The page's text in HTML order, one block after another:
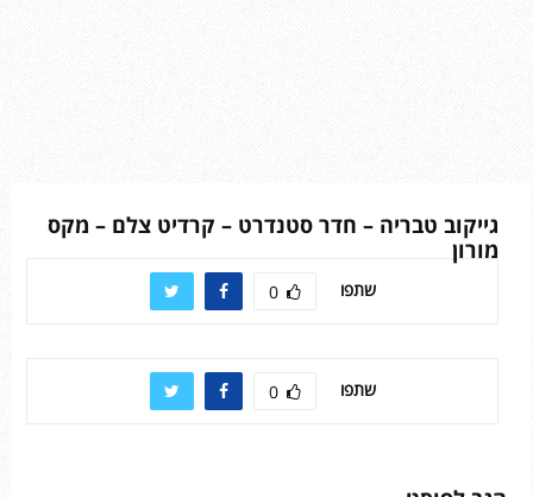
גייקוב טבריה – חדר סטנדרט – קרדיט צלם – מקס
מורון
שתפו 0
שתפו 0